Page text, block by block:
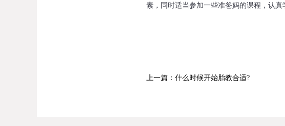
素，同时适当参加一些准爸妈的课程，认真
上一篇：什么时候开始胎教合适?